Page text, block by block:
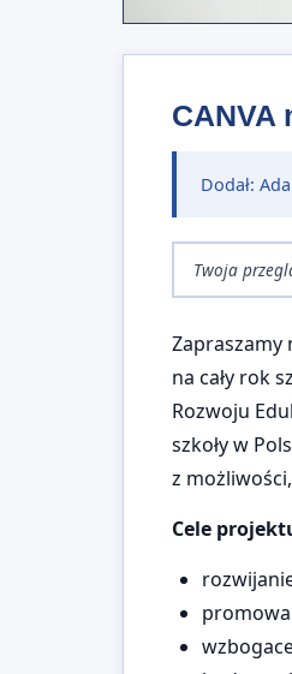
CANVA
Dodał:
Twoja
Zapraszamy
na cały rok
Rozwoju
szkoły w
z
Cele